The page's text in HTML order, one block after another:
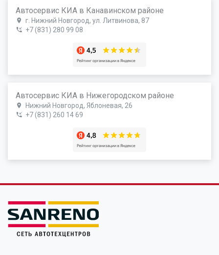
Автосервис КИА в Канавинском районе
г. Нижний Новгород, ул. Литвинова, 87
+7 (831) 280 99 08
Автосервис КИА в Нижегородском районе
Нижний Новгород, Яблоневая, 26
+7 (831) 260 14 69